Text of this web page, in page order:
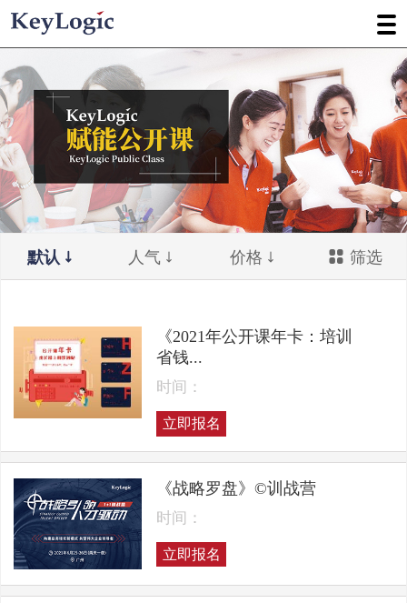
默认 人气 价格 筛选
《2021年公开课年卡：培训
省钱...
时间：
立即报名
《战略罗盘》©训战营
时间：
立即报名